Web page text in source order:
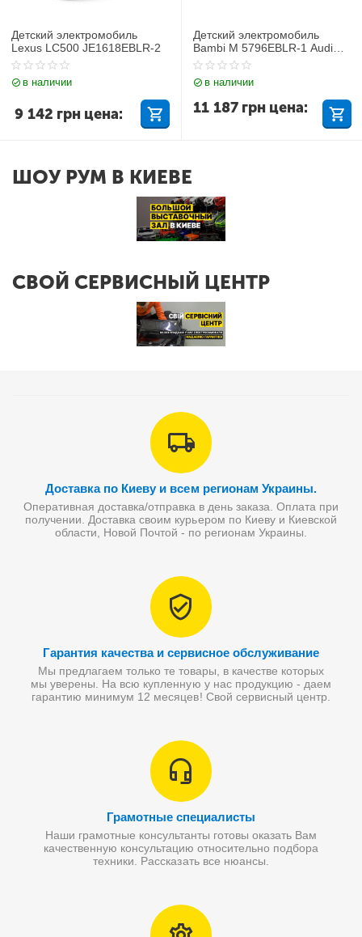
Детский электромобиль
Lexus LC500 JE1618EBLR-2
в наличии
9 142 грн цена:
Детский электромобиль
Bambi M 5796EBLR-1 Audi
Q7
в наличии
11 187 грн цена:
ШОУ РУМ В КИЕВЕ
СВОЙ СЕРВИСНЫЙ ЦЕНТР
Доставка по Киеву и всем регионам Украины.
Оперативная доставка/отправка в день заказа. Оплата при
получении. Доставка своим курьером по Киеву и Киевской
области, Новой Почтой - по регионам Украины.
Гарантия качества и сервисное обслуживание
Мы предлагаем только те товары, в качестве которых
мы уверены. На всю купленную у нас продукцию - даем
гарантию минимум 12 месяцев! Свой сервисный центр.
Грамотные специалисты
Наши грамотные консультанты готовы оказать Вам
качественную консультацию относительно подбора
техники. Рассказать все нюансы.